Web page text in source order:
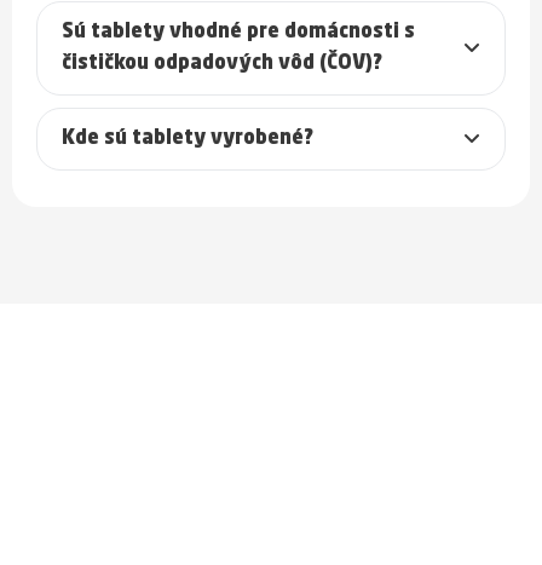
Sú tablety vhodné pre domácnosti s
čističkou odpadových vôd (ČOV)?
Kde sú tablety vyrobené?